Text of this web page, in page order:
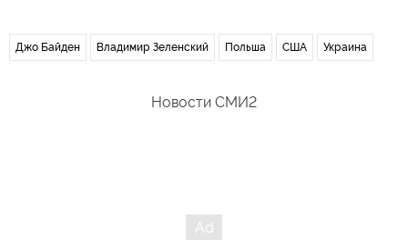
Джо Байден Владимир Зеленский Польша США Украина
Новости СМИ2